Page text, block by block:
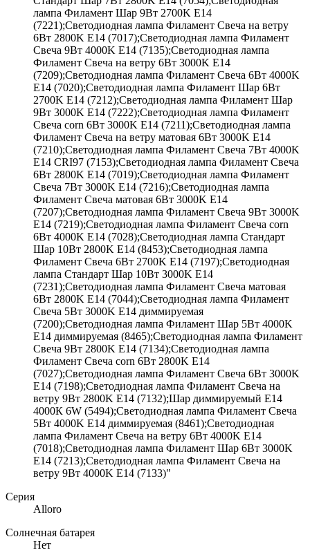
лампа Филамент Шар 9Вт 2700K E14
(7221);Светодиодная лампа Филамент Свеча на ветру
6Вт 2800K E14 (7017);Светодиодная лампа Филамент
Свеча 9Вт 4000K E14 (7135);Светодиодная лампа
Филамент Свеча на ветру 6Вт 3000K E14
(7209);Светодиодная лампа Филамент Свеча 6Вт 4000K
E14 (7020);Светодиодная лампа Филамент Шар 6Вт
2700K E14 (7212);Светодиодная лампа Филамент Шар
9Вт 3000K E14 (7222);Светодиодная лампа Филамент
Свеча corn 6Вт 3000K E14 (7211);Светодиодная лампа
Филамент Свеча на ветру матовая 6Вт 3000K E14
(7210);Светодиодная лампа Филамент Свеча 7Вт 4000K
E14 CRI97 (7153);Светодиодная лампа Филамент Свеча
6Вт 2800K E14 (7019);Светодиодная лампа Филамент
Свеча 7Вт 3000K E14 (7216);Светодиодная лампа
Филамент Свеча матовая 6Вт 3000K E14
(7207);Светодиодная лампа Филамент Свеча 9Вт 3000K
E14 (7219);Светодиодная лампа Филамент Свеча corn
6Вт 4000K E14 (7028);Светодиодная лампа Стандарт
Шар 10Вт 2800K E14 (8453);Светодиодная лампа
Филамент Свеча 6Вт 2700K E14 (7197);Светодиодная
лампа Стандарт Шар 10Вт 3000K E14
(7231);Светодиодная лампа Филамент Свеча матовая
6Вт 2800K E14 (7044);Светодиодная лампа Филамент
Свеча 5Вт 3000K E14 диммируемая
(7200);Светодиодная лампа Филамент Шар 5Вт 4000K
E14 диммируемая (8465);Светодиодная лампа Филамент
Свеча 9Вт 2800K E14 (7134);Светодиодная лампа
Филамент Свеча corn 6Вт 2800K E14
(7027);Светодиодная лампа Филамент Свеча 6Вт 3000K
E14 (7198);Светодиодная лампа Филамент Свеча на
ветру 9Вт 2800K E14 (7132);Шар диммируемый Е14
4000К 6W (5494);Светодиодная лампа Филамент Свеча
5Вт 4000K E14 диммируемая (8461);Светодиодная
лампа Филамент Свеча на ветру 6Вт 4000K E14
(7018);Светодиодная лампа Филамент Шар 6Вт 3000K
E14 (7213);Светодиодная лампа Филамент Свеча на
ветру 9Вт 4000K E14 (7133)"
Серия
Alloro
Солнечная батарея
Нет